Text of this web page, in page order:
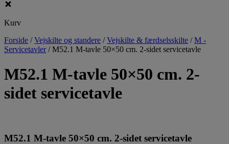
Kurv
Forside /Vejskilte og standere /Vejskilte & færdselsskilte /M -
Servicetavler /M52.1 M-tavle 50×50 cm. 2-sidet servicetavle
M52.1 M-tavle 50×50 cm. 2-
sidet servicetavle
M52.1 M-tavle 50×50 cm. 2-sidet servicetavle